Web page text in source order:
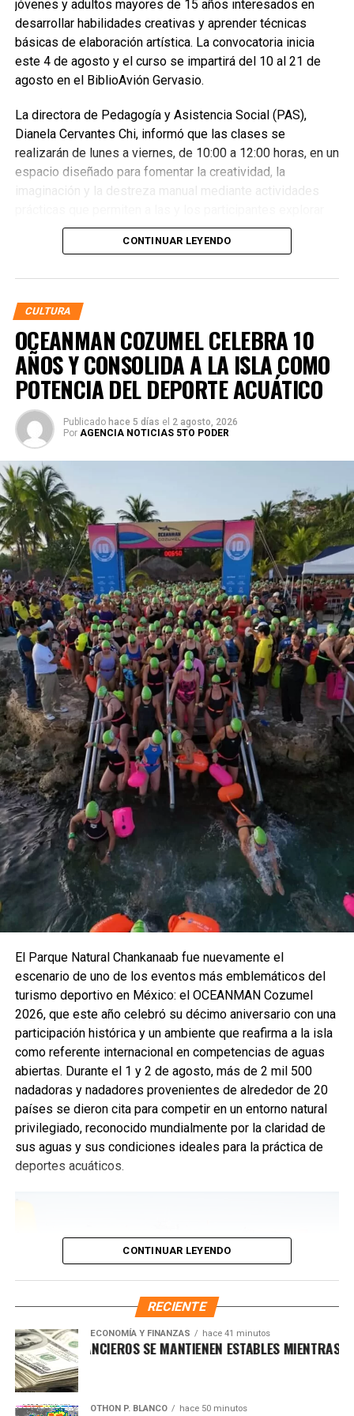
jóvenes y adultos mayores de 15 años interesados en
desarrollar habilidades creativas y aprender técnicas
básicas de elaboración artística. La convocatoria inicia
este 4 de agosto y el curso se impartirá del 10 al 21 de
agosto en el BiblioAvión Gervasio.
La directora de Pedagogía y Asistencia Social (PAS),
Dianela Cervantes Chi, informó que las clases se
realizarán de lunes a viernes, de 10:00 a 12:00 horas, en un
espacio diseñado para fomentar la creatividad, la
imaginación y la destreza manual mediante actividades
nuevas formas de expresión artística. Señaló que el taller
busca ofrecer una alternativa formativa accesible y
Cervantes Chi destacó que la actividad estará a cargo de
la tallerista Marisela Santos, quien compartirá técnicas
para la creación de piezas artísticas utilizando materiales
básicos, promoviendo además la confianza, la
sensibilidad y el desarrollo de habilidades aplicables
tanto en el ámbito personal como comunitario. Subrayó
que el ambiente del taller está pensado para motivar a
cada participante a descubrir y fortalecer su talento
creativo.
Por su parte, la directora general de la FPMC, Juanita
Alonso Marrufo, afirmó que esta iniciativa forma parte del
compromiso institucional de impulsar el Nuevo Acuerdo
por el Bienestar y Desarrollo de Quintana Roo, promovido
por la gobernadora Mara Lezama Espinosa. Explicó que
acercar actividades culturales y recreativas a la población
contribuye al fortalecimiento del tejido social y al
desarrollo integral de las familias cozumeleñas.
Las personas interesadas podrán registrarse
directamente en el BiblioAvión Gervasio, ubicado en la 130
Avenida entre calle 7 Sur e Hidalgo, en horario de 9:00 a
15:00 horas. Debido al cupo limitado, se recomienda
realizar el trámite con anticipación.
CONTINUAR LEYENDO
CULTURA
OCEANMAN COZUMEL CELEBRA 10
AÑOS Y CONSOLIDA A LA ISLA COMO
POTENCIA DEL DEPORTE ACUÁTICO
Publicado hace 5 días el 2 agosto, 2026
Por AGENCIA NOTICIAS 5TO PODER
El Parque Natural Chankanaab fue nuevamente el
escenario de uno de los eventos más emblemáticos del
turismo deportivo en México: el OCEANMAN Cozumel
2026, que este año celebró su décimo aniversario con una
participación histórica y un ambiente que reafirma a la isla
como referente internacional en competencias de aguas
abiertas. Durante el 1 y 2 de agosto, más de 2 mil 500
nadadoras y nadadores provenientes de alrededor de 20
países se dieron cita para competir en un entorno natural
privilegiado, reconocido mundialmente por la claridad de
sus aguas y sus condiciones ideales para la práctica de
deportes acuáticos.
CONTINUAR LEYENDO
RECIENTE
ECONOMÍA Y FINANZAS hace 41 minutos
FINANCIEROS SE MANTIENEN ESTABLES MIENTRAS EL
OTHON P. BLANCO hace 50 minutos